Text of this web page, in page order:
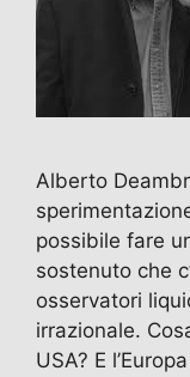
Alberto
possibile fare
sostenuto che
osservatori
irrazionale.
USA? E